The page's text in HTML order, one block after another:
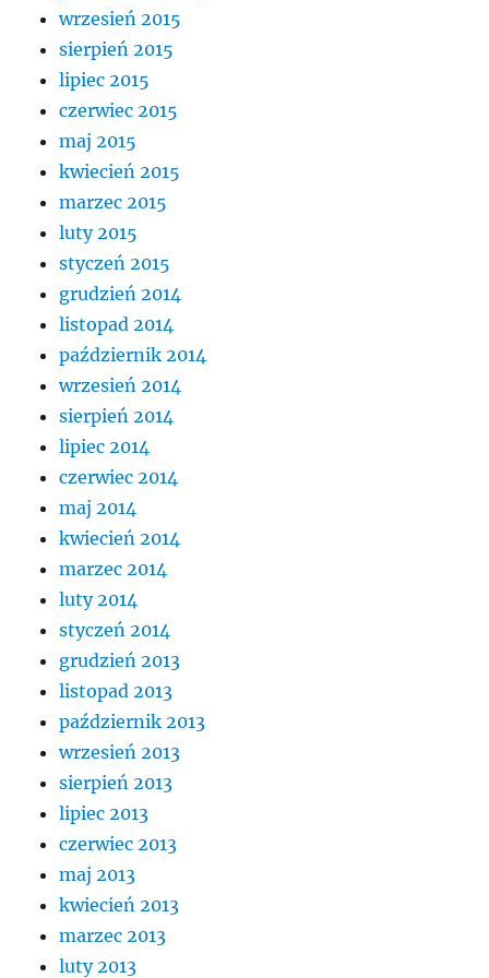
wrzesień 2015
sierpień 2015
lipiec 2015
czerwiec 2015
maj 2015
kwiecień 2015
marzec 2015
luty 2015
styczeń 2015
grudzień 2014
listopad 2014
październik 2014
wrzesień 2014
sierpień 2014
lipiec 2014
czerwiec 2014
maj 2014
kwiecień 2014
marzec 2014
luty 2014
styczeń 2014
grudzień 2013
listopad 2013
październik 2013
wrzesień 2013
sierpień 2013
lipiec 2013
czerwiec 2013
maj 2013
kwiecień 2013
marzec 2013
luty 2013